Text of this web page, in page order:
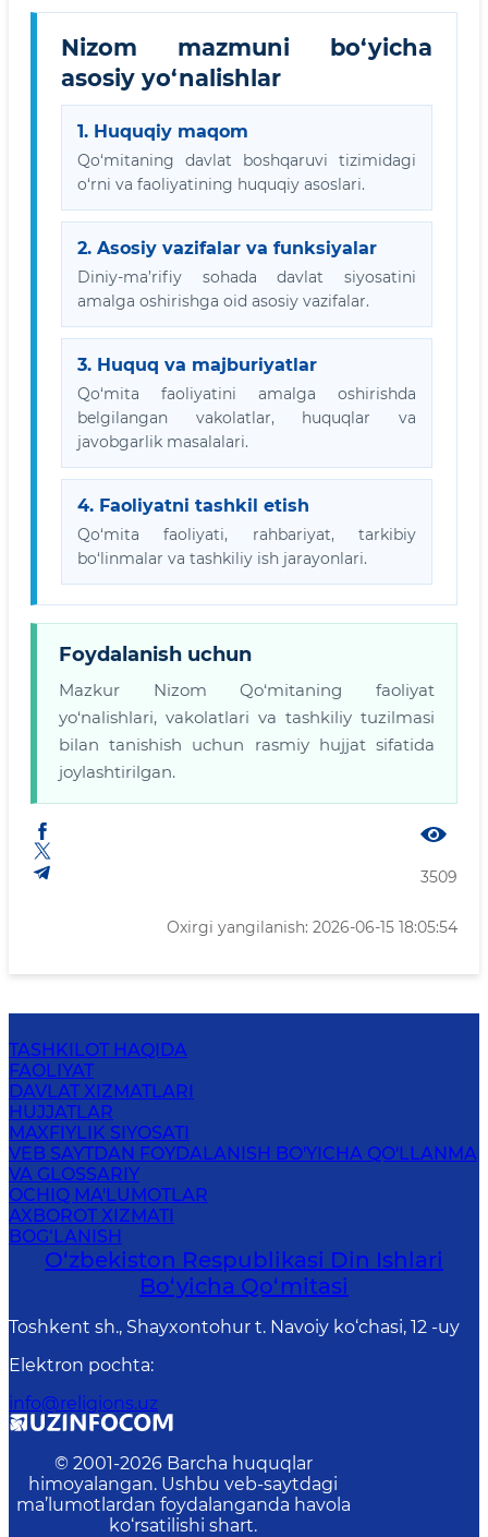
Nizom mazmuni bo‘yicha
asosiy yo‘nalishlar
1. Huquqiy maqom
Qo‘mitaning davlat boshqaruvi tizimidagi
o‘rni va faoliyatining huquqiy asoslari.
2. Asosiy vazifalar va funksiyalar
Diniy-ma’rifiy sohada davlat siyosatini
amalga oshirishga oid asosiy vazifalar.
3. Huquq va majburiyatlar
Qo‘mita faoliyatini amalga oshirishda
belgilangan vakolatlar, huquqlar va
javobgarlik masalalari.
4. Faoliyatni tashkil etish
Qo‘mita faoliyati, rahbariyat, tarkibiy
bo‘linmalar va tashkiliy ish jarayonlari.
Foydalanish uchun
Mazkur Nizom Qo‘mitaning faoliyat
yo‘nalishlari, vakolatlari va tashkiliy tuzilmasi
bilan tanishish uchun rasmiy hujjat sifatida
joylashtirilgan.
3509
Oxirgi yangilanish: 2026-06-15 18:05:54
TASHKILOT HAQIDA
FAOLIYAT
DAVLAT XIZMATLARI
HUJJATLAR
MAXFIYLIK SIYOSATI
VEB SAYTDAN FOYDALANISH BO'YICHA QO'LLANMA
VA GLOSSARIY
OCHIQ MA'LUMOTLAR
AXBOROT XIZMATI
BOG‘LANISH
O‘zbekiston Respublikаsi Din Ishlаri
Bo‘yichа Qo‘mitаsi
Toshkent sh., Shayxontohur t. Navoiy ko‘chasi, 12 -uy
Elektron pochta:
info@religions.uz
© 2001-2026 Barcha huquqlar
himoyalangan. Ushbu veb-saytdagi
ma’lumotlardan foydalanganda havola
ko‘rsatilishi shart.